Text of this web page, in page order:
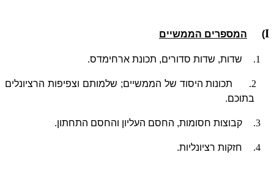
I
) המספרים הממשיים
1. שדות, שדות סדורים, תכונת ארחימדס.
2.
תכונות היסוד של הממשיים; שלמותם וצפיפות הרציונלים
בתוכם.
3. קבוצות חסומות, החסם העליון והחסם התחתון.
4. חזקות רציונליות.